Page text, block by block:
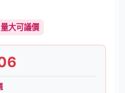
量大可議價